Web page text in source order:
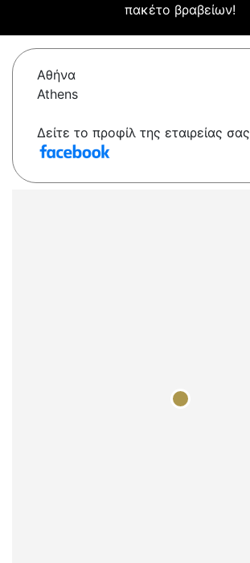
πακέτο βραβείων!
Αθήνα
Athens
Δείτε το προφίλ της εταιρείας σας